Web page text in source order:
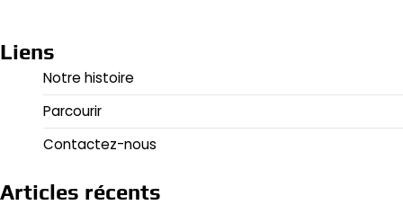
Liens
Notre histoire
Parcourir
Contactez-nous
Articles récents